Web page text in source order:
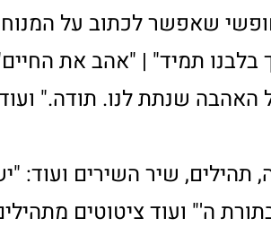
וגינון מצבות
ניתן על בסיס חודשי או חד פעמי)
או השאירו פרטים: